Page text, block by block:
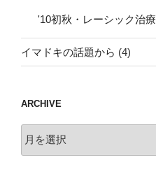
'10初秋・レーシック治療
イマドキの話題から (4)
ARCHIVE